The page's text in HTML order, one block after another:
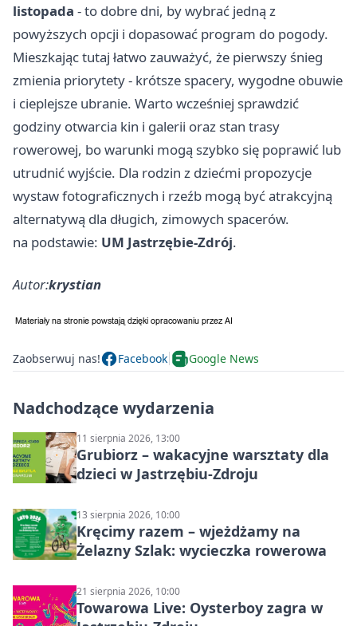
listopada - to dobre dni, by wybrać jedną z
powyższych opcji i dopasować program do pogody.
Mieszkając tutaj łatwo zauważyć, że pierwszy śnieg
zmienia priorytety - krótsze spacery, wygodne obuwie
i cieplejsze ubranie. Warto wcześniej sprawdzić
godziny otwarcia kin i galerii oraz stan trasy
rowerowej, bo warunki mogą szybko się poprawić lub
utrudnić wyjście. Dla rodzin z dziećmi propozycje
wystaw fotograficznych i rzeźb mogą być atrakcyjną
alternatywą dla długich, zimowych spacerów.
na podstawie: UM Jastrzębie-Zdrój.
Autor:krystian
Zaobserwuj nas! Facebook Google News
Nadchodzące wydarzenia
11 sierpnia 2026, 13:00
Grubiorz – wakacyjne warsztaty dla
dzieci w Jastrzębiu-Zdroju
13 sierpnia 2026, 10:00
Kręcimy razem – wjeżdżamy na
Żelazny Szlak: wycieczka rowerowa
21 sierpnia 2026, 10:00
Towarowa Live: Oysterboy zagra w